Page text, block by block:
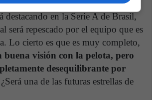
destacando en la Serie A de Brasil,
será repescado por el equipo que es
Lo cierto es que es muy completo,
buena visión con la pelota, pero
desequilibrante por
una de las futuras estrellas de